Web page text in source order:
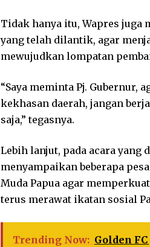
Tidak hanya itu, Wapres juga
yang telah dilantik, agar
mewujudkan lompatan
“Saya meminta Pj.
kekhasan daerah, jangan
saja,” tegasnya.
Lebih lanjut, pada acara
menyampaikan beberapa
Muda Papua agar
terus merawat ikatan sosial
Trending Now: Golden